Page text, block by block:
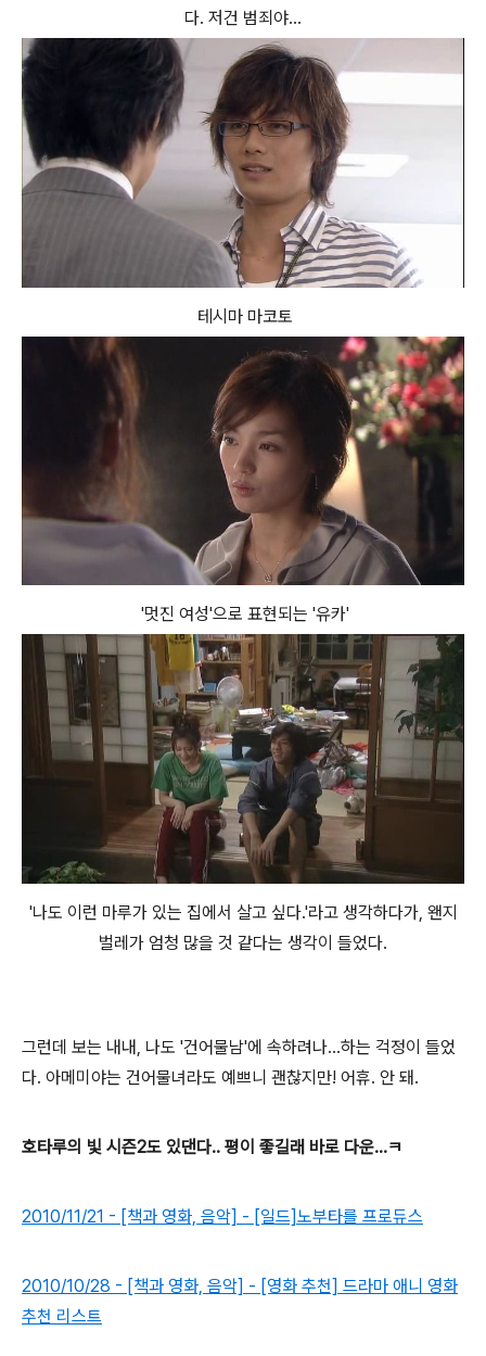
다. 저건 범죄야...
테시마 마코토
'멋진 여성'으로 표현되는 '유카'
'나도 이런 마루가 있는 집에서 살고 싶다.'라고 생각하다가, 왠지
벌레가 엄청 많을 것 같다는 생각이 들었다.
그런데 보는 내내, 나도 '건어물남'에 속하려나...하는 걱정이 들었
다. 아메미야는 건어물녀라도 예쁘니 괜찮지만! 어휴. 안 돼.
호타루의 빛 시즌2도 있댄다.. 평이 좋길래 바로 다운...ㅋ
2010/11/21 - [책과 영화, 음악] - [일드]노부타를 프로듀스
2010/10/28 - [책과 영화, 음악] - [영화 추천] 드라마 애니 영화
추천 리스트